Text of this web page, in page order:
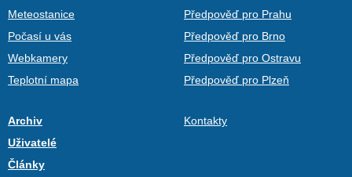
Meteostanice
Počasí u vás
Webkamery
Teplotní mapa
Předpověď pro Prahu
Předpověď pro Brno
Předpověď pro Ostravu
Předpověď pro Plzeň
Archiv
Uživatelé
Články
Kontakty